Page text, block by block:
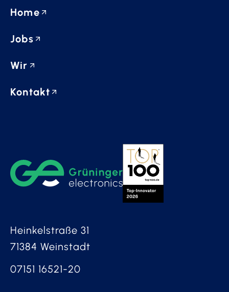
Home
Jobs
Wir
Kontakt
Heinkelstraße 31
71384 Weinstadt
07151 16521-20